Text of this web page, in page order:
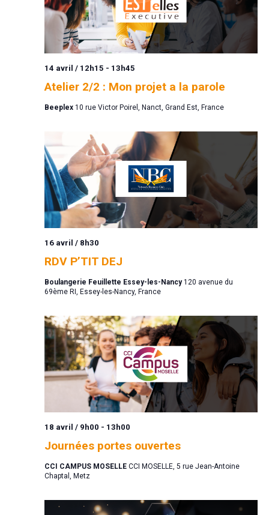
Atelier 2/2 : Mon projet a la parole
14 avril / 12h15 - 13h45
Beeplex 10 rue Victor Poirel, Nanct, Grand Est, France
RDV P’TIT DEJ
16 avril / 8h30
Boulangerie Feuillette Essey-les-Nancy 120 avenue du
69ème RI, Essey-les-Nancy, France
Journées portes ouvertes
18 avril / 9h00 - 13h00
CCI CAMPUS MOSELLE CCI MOSELLE, 5 rue Jean-Antoine
Chaptal, Metz